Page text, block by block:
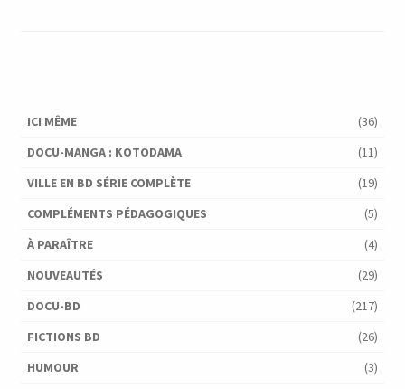
ICI MÊME
(36)
DOCU-MANGA : KOTODAMA
(11)
VILLE EN BD SÉRIE COMPLÈTE
(19)
COMPLÉMENTS PÉDAGOGIQUES
(5)
À PARAÎTRE
(4)
NOUVEAUTÉS
(29)
DOCU-BD
(217)
FICTIONS BD
(26)
HUMOUR
(3)